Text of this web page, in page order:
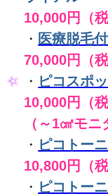
10,000円（
・ 医療脱毛
70,000円（
・ ピコスポ
10,000円（
（～1㎠モニ
・ ピコトー
10,800円（
・ ピコトー